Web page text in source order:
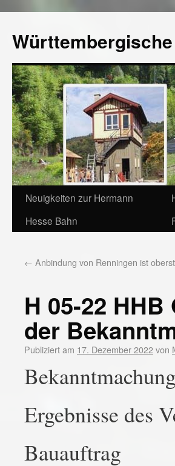
Neuigkeiten zur Hermann
Hesse Bahn
← Anbindung von Renningen ist
H 05-22
der
Publiziert am 17. Dezember 2022von
Ergebnisse des
Bauauftrag